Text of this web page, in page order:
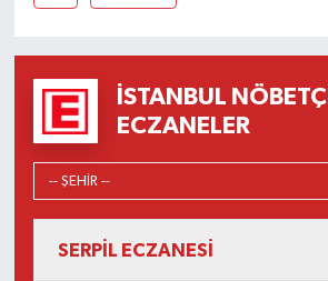
İSTANBUL NÖBETÇI
ECZANELER
SERPİL ECZANESİ